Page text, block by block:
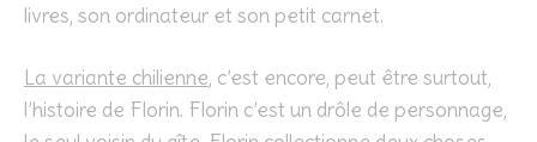
livres, son ordinateur et son petit carnet.
La variante chilienne, c’est encore, peut être surtout,
l’histoire de Florin. Florin c’est un drôle de personnage,